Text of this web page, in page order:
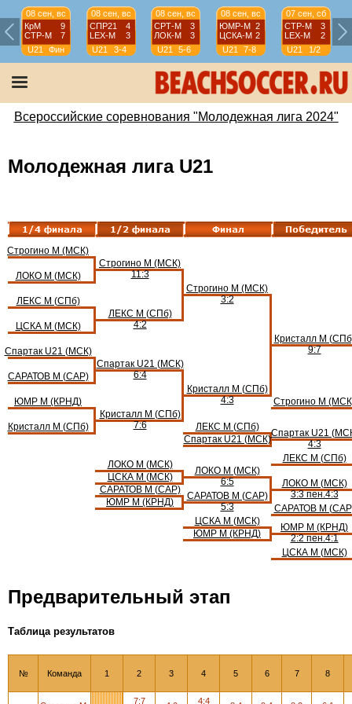
08 сен, вс
КрМ
9
СТР-М
7
U21
Фин
08 сен, вс
СПР21
4
LEX-М
3
U21
3-4
08 сен, вс
СРТ-М
3
ЛОК-М
3
U21
5-6
08 сен, вс
ЮМР-М 2
ЦСКА-М 2
U21
7-8
07 сен, сб
СТР-М
3
LEX-М
2
U21
1/2
Всероссийские соревнования "Молодежная лига 2024"
Молодежная лига U21
Строгино М (МСК)
ЛОКО М (МСК)
ЛЕКС М (СПб)
ЦСКА М (МСК)
Спартак U21 (МСК)
САРАТОВ М (САР)
ЮМР М (КРНД)
Кристалл М (СПб)
Строгино М (МСК)
11:3
ЛЕКС М (СПб)
4:2
Спартак U21 (МСК)
6:4
Кристалл М (СПб)
7:6
Строгино М (МСК)
3:2
Кристалл М (СПб)
4:3
ЛЕКС М (СПб)
Спартак U21 (МСК)
Кристалл М
9:7
Строгино М
Спартак U21
4:3
ЛЕКС М (СПб)
ЛОКО М (МСК)
ЦСКА М (МСК)
САРАТОВ М (САР)
ЮМР М (КРНД)
ЛОКО М (МСК)
6:5
САРАТОВ М (САР)
5:3
ЦСКА М (МСК)
ЮМР М (КРНД)
ЛОКО М (МСК)
3:3 пен.4:3
САРАТОВ М
ЮМР М (КРНД)
2:2 пен.4:1
ЦСКА М (МСК)
Предварительный этап
Таблица результатов
№ Команда 1 2 3 4 5 6 7 8
7:7
4:4